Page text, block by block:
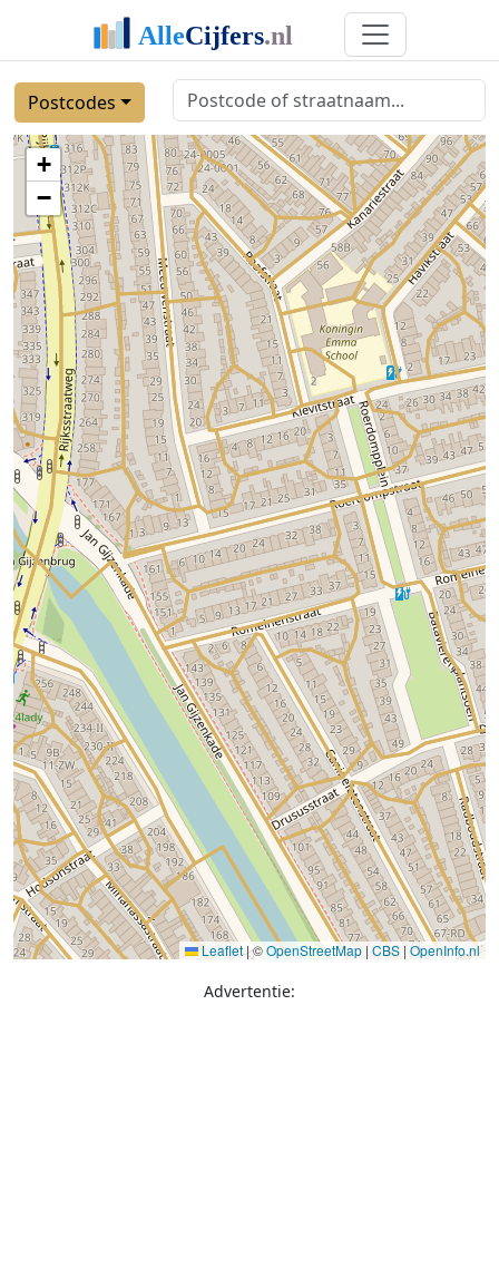
Postcodes
+
−
Leaflet|©OpenStreetMap | CBS | OpenInfo.nl
Advertentie: